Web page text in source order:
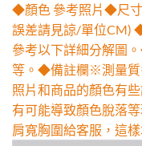
◆顏色 參考照片◆尺寸
誤差請見諒/單位CM)
參考以下詳細分解圖
等。◆備註欄※測量質
照片和商品的顏色有
有可能導致顏色脫落
肩寬胸圍給客服，這